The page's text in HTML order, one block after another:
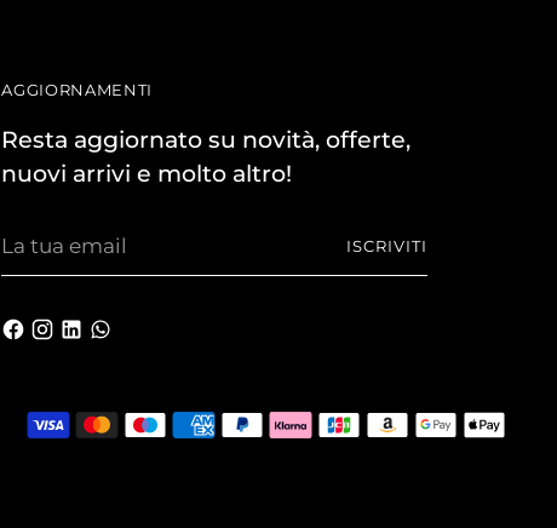
AGGIORNAMENTI
Resta aggiornato su novità, offerte,
nuovi arrivi e molto altro!
tua
ISCRIVITI